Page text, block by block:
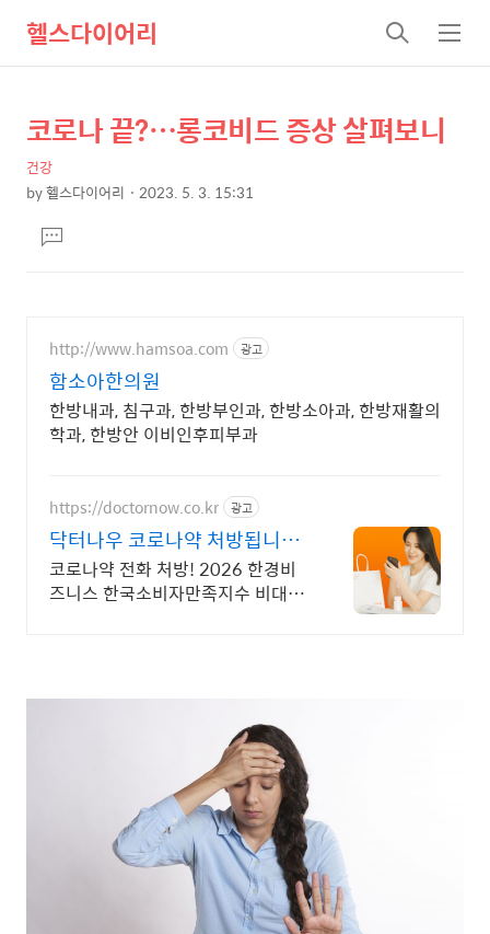
헬스다이어리
검
색
메
뉴
상
세
컨
텐
츠
본
제
목
코로나 끝?…롱코비드 증상 살펴보니
건강
by헬스다이어리 2023. 5. 3. 15:31
문댓
글
http://www.hamsoa.com 광고
함소아한의원
한방내과, 침구과, 한방부인과, 한방소아과, 한방재활의
학과, 한방안 이비인후피부과
https://doctornow.co.kr 광고
닥터나우 코로나약 처방됩니다
365일 24시간 진료가능
코로나약 전화 처방! 2026 한경비
즈니스 한국소비자만족지수 비대면